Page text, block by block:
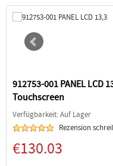
912753-001 PANEL LCD
Touchscreen
Verfügbarkeit: Auf Lager
Rezension
€130.03